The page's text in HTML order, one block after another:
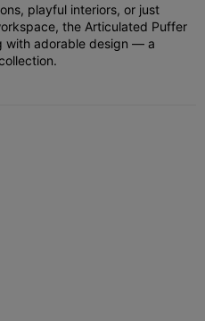
playful interiors, or just
the Articulated Puffer
with adorable design — a